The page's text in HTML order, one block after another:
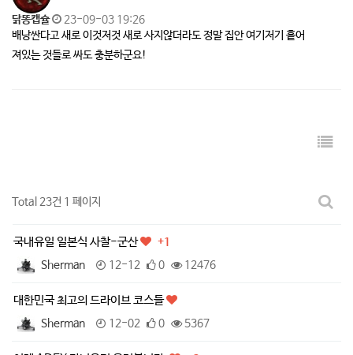
닭똥캡슐
23-09-03 19:26
배낭싼다고 새로 이것저것 새로 사지않더라도 정말 집안 여기저기 흩어
져있는 것들로 싸도 충분하군요!
Total 23건 1 페이지
국내유일 일본식 사찰-군산
+1
Sherman
12-12 0 12476
대한민국 최고의 드라이브 코스들
Sherman 12-02 0 5367